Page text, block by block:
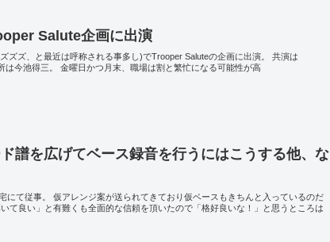
Salute企画に出演
ズズ、と最近は呼称される事多し)でTrooper Saluteの企画に出演。 共演は
は今池得三。 金曜日かつ月末、職場は割と繁忙になる可能性が高
譜を広げてベース録音を行うにはこうする他、な
にて従事。 仮アレンジ案が送られてきており仮ベースもきちんと入っているのだ
て良い」と有難くも全面的な信頼を頂いたので「格好良いな！」と思うところは